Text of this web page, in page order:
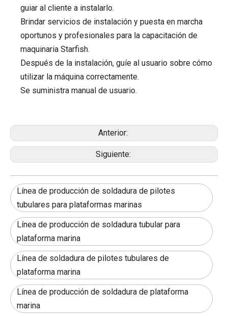
guiar al cliente a instalarlo.
Brindar servicios de instalación y puesta en marcha
oportunos y profesionales para la capacitación de
maquinaria Starfish.
Después de la instalación, guíe al usuario sobre cómo
utilizar la máquina correctamente.
Se suministra manual de usuario.
Anterior:
Siguiente:
Línea de producción de soldadura de pilotes
tubulares para plataformas marinas
Línea de producción de soldadura tubular para
plataforma marina
Línea de soldadura de pilotes tubulares de
plataforma marina
Línea de producción de soldadura de plataforma
marina